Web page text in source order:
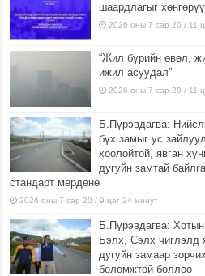
шаардлагыг
2026 оны 7 сар 20 / 11
“Жил бүрийн өвөл,
ижил асуудал”
2026 оны 7 сар 20 / 11
Б.Пүрэвдагва:
бүх замыг ус
хоолойтой, явган
дугуйн замтай
стандарт мөрдөнө
2026 оны 7 сар 20 / 9 цаг 24 минут
Б.Пүрэвдагва: Хотын
Бэлх, Сэлх чиглэлд
дугуйн замаар
боломжтой боллоо